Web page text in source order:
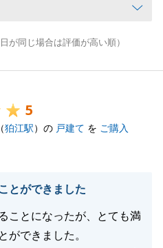
が同じ場合は評価が高い順）
5
狛江駅）の 戸建て を ご購入
とができました
ことになったが、とても満
ができました。